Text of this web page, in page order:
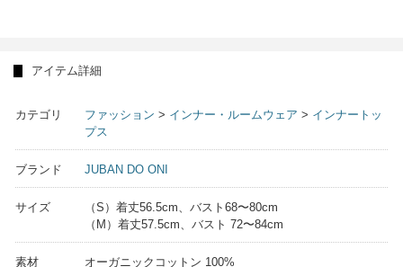
アイテム詳細
カテゴリ ファッション > インナー・ルームウェア > インナートッ
プス
ブランド JUBAN DO ONI
サイズ
（S）着丈56.5cm、バスト68〜80cm
（M）着丈57.5cm、バスト 72〜84cm
素材 オーガニックコットン 100%